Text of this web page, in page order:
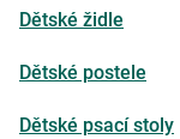
Dětské židle
Dětské postele
Dětské psací stoly